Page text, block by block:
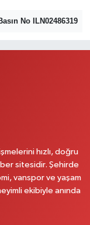
No ILN02486319
hızlı, doğru
sitesidir. Şehirde
vanspor ve yaşam
ekibiyle anında